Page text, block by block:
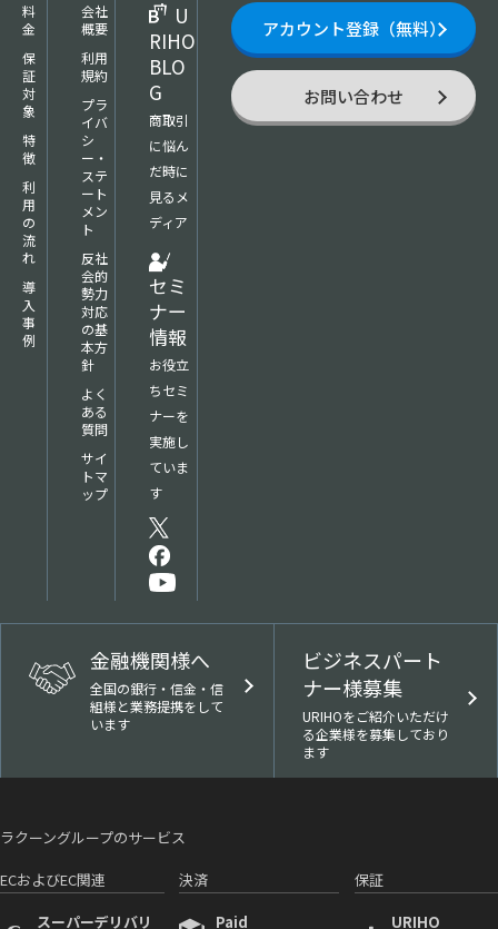
料
金
保
証
対
象
特
徴
利
用
の
流
れ
導
入
事
例
U
RIHO
BLO
G
商取引
に悩ん
だ時に
見るメ
ディア
セミ
ナー
情報
お役立
ちセミ
ナーを
実施し
ていま
す
会社
概要
利用
規約
プラ
イバ
シ
ー・
ステ
ート
メン
ト
反社
会的
勢力
対応
の基
本方
針
よく
ある
質問
サイ
トマ
ップ
アカウント登録（無料）
お問い合わせ
金融機関様へ
全国の銀行・信金・信
組様と業務提携をして
います
ビジネスパート
ナー様募集
URIHOをご紹介いただけ
る企業様を募集しており
ます
ラクーングループのサービス
ECおよびEC関連
スーパーデリバリ
決済
Paid
保証
URIHO